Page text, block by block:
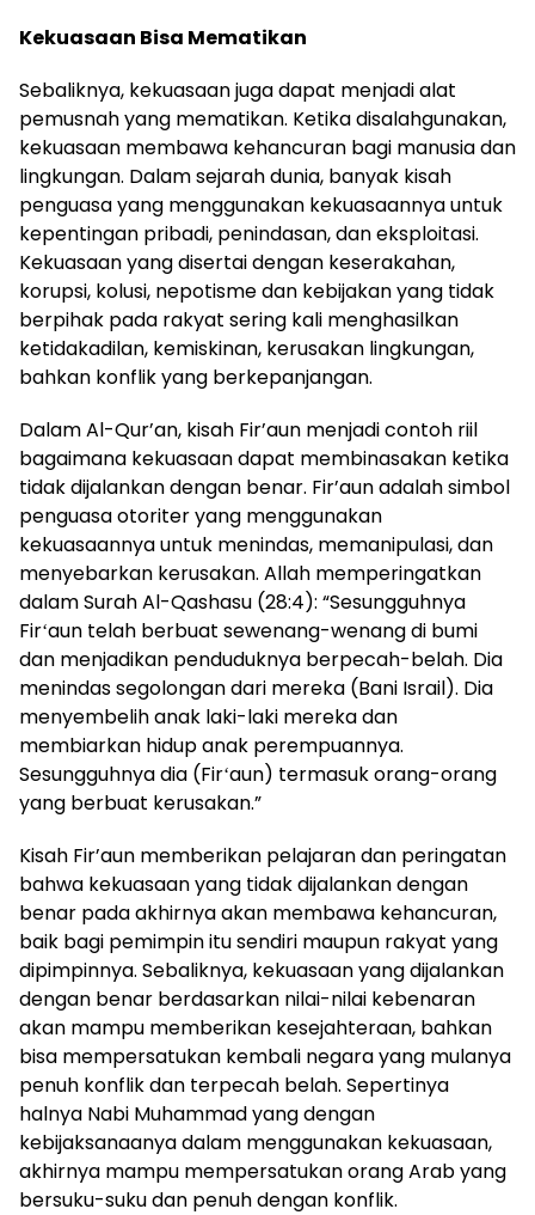
Kekuasaan Bisa Mematikan
Sebaliknya, kekuasaan juga dapat menjadi alat
pemusnah yang mematikan. Ketika disalahgunakan,
kekuasaan membawa kehancuran bagi manusia dan
lingkungan. Dalam sejarah dunia, banyak kisah
penguasa yang menggunakan kekuasaannya untuk
kepentingan pribadi, penindasan, dan eksploitasi.
Kekuasaan yang disertai dengan keserakahan,
korupsi, kolusi, nepotisme dan kebijakan yang tidak
berpihak pada rakyat sering kali menghasilkan
ketidakadilan, kemiskinan, kerusakan lingkungan,
bahkan konflik yang berkepanjangan.
Dalam Al-Qur’an, kisah Fir’aun menjadi contoh riil
bagaimana kekuasaan dapat membinasakan ketika
tidak dijalankan dengan benar. Fir’aun adalah simbol
penguasa otoriter yang menggunakan
kekuasaannya untuk menindas, memanipulasi, dan
menyebarkan kerusakan. Allah memperingatkan
dalam Surah Al-Qashasu (28:4): “Sesungguhnya
Firʻaun telah berbuat sewenang-wenang di bumi
dan menjadikan penduduknya berpecah-belah. Dia
menindas segolongan dari mereka (Bani Israil). Dia
menyembelih anak laki-laki mereka dan
membiarkan hidup anak perempuannya.
Sesungguhnya dia (Firʻaun) termasuk orang-orang
yang berbuat kerusakan.”
Kisah Fir’aun memberikan pelajaran dan peringatan
bahwa kekuasaan yang tidak dijalankan dengan
benar pada akhirnya akan membawa kehancuran,
baik bagi pemimpin itu sendiri maupun rakyat yang
dipimpinnya. Sebaliknya, kekuasaan yang dijalankan
dengan benar berdasarkan nilai-nilai kebenaran
akan mampu memberikan kesejahteraan, bahkan
bisa mempersatukan kembali negara yang mulanya
penuh konflik dan terpecah belah. Sepertinya
halnya Nabi Muhammad yang dengan
kebijaksanaanya dalam menggunakan kekuasaan,
akhirnya mampu mempersatukan orang Arab yang
bersuku-suku dan penuh dengan konflik.